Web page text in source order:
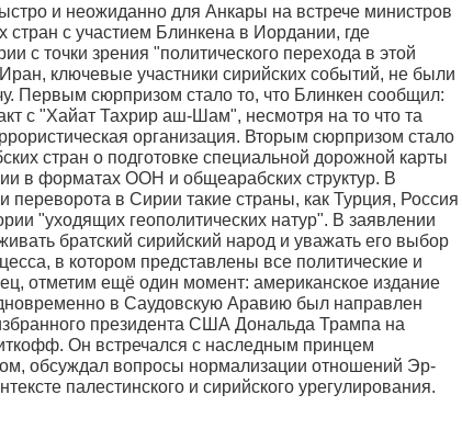
и неожиданно для Анкары на встрече министров
стран с участием Блинкена в Иордании, где
с точки зрения "политического перехода в этой
ключевые участники сирийских событий, не были
Первым сюрпризом стало то, что Блинкен сообщил:
с "Хайат Тахрир аш-Шам", несмотря на то что та
организация. Вторым сюрпризом стало
стран о подготовке специальной дорожной карты
в форматах ООН и общеарабских структур. В
переворота в Сирии такие страны, как Турция, Россия
"уходящих геополитических натур". В заявлении
братский сирийский народ и уважать его выбор
в котором представлены все политические и
отметим ещё один момент: американское издание
в Саудовскую Аравию был направлен
президента США Дональда Трампа на
Он встречался с наследным принцем
обсуждал вопросы нормализации отношений Эр-
палестинского и сирийского урегулирования.